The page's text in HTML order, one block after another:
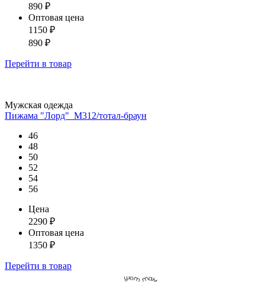
890 ₽
Оптовая цена
1150 ₽
890 ₽
Перейти в товар
Мужская одежда
Пижама "Лорд"_М312/тотал-браун
46
48
50
52
54
56
Цена
2290 ₽
Оптовая цена
1350 ₽
Перейти в товар